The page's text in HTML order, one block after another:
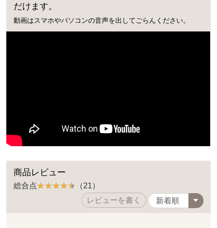
だけます。
動画はスマホやパソコンの音声を出してごらんください。
商品レビュー
総合点
（21）
レビューを書く